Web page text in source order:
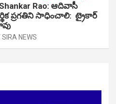
Rao: ఆదివాసీ
ప్రగతిని సాధించాలి: ట్రైకార్
SIRA NEWS